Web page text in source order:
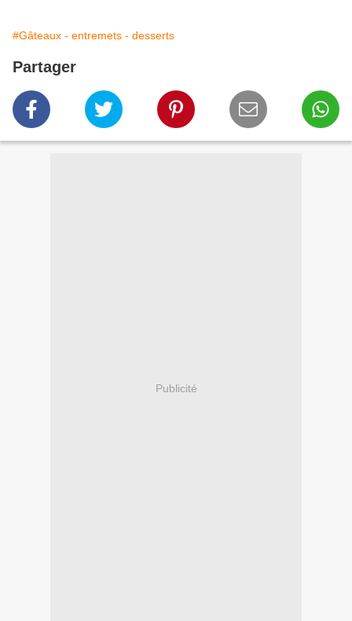
#Gâteaux - entremets - desserts
Partager
Publicité